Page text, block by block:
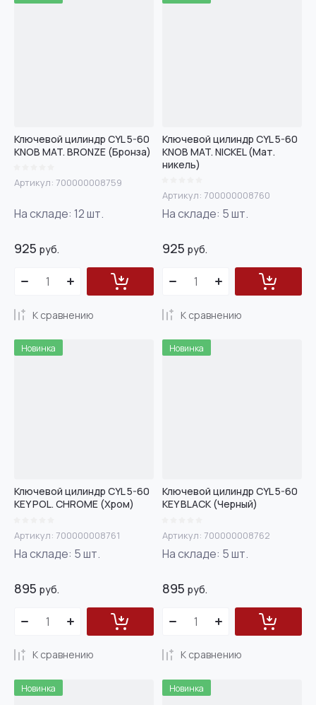
Ключевой цилиндр CYL 5-60
KNOB MAT. BRONZE (Бронза)
Артикул: 700000008759
На складе: 12шт.
925 руб.
К сравнению
Ключевой цилиндр CYL 5-60
KNOB MAT. NICKEL (Мат.
никель)
Артикул: 700000008760
На складе: 5шт.
925 руб.
К сравнению
Новинка
Ключевой цилиндр CYL 5-60
KEY POL. CHROME (Хром)
Артикул: 700000008761
На складе: 5шт.
895 руб.
К сравнению
Новинка
Ключевой цилиндр CYL 5-60
KEY BLACK (Черный)
Артикул: 700000008762
На складе: 5шт.
895 руб.
К сравнению
Новинка Новинка